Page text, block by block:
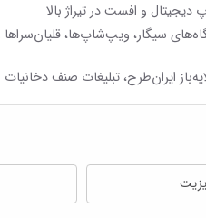
و افست در تیراژ بالا
سیگار، ویپ‌شاپ‌ها، قلیان‌سراها
ایران‌طرح، تبلیغات صنف